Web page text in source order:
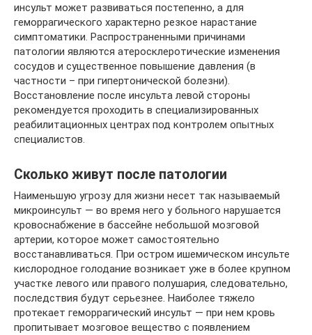
инсульт может развиваться постепенно, а для
геморрагического характерно резкое нарастание
симптоматики. Распространенными причинами
патологии являются атеросклеротические изменения
сосудов и существенное повышение давления (в
частности – при гипертонической болезни).
Восстановление после инсульта левой стороны
рекомендуется проходить в специализированных
реабилитационных центрах под контролем опытных
специалистов.
Сколько живут после патологии
Наименьшую угрозу для жизни несет так называемый
микроинсульт — во время него у больного нарушается
кровоснабжение в бассейне небольшой мозговой
артерии, которое может самостоятельно
восстанавливаться. При остром ишемическом инсульте
кислородное голодание возникает уже в более крупном
участке левого или правого полушария, следовательно,
последствия будут серьезнее. Наиболее тяжело
протекает геморрагический инсульт — при нем кровь
пропитывает мозговое вещество с появлением